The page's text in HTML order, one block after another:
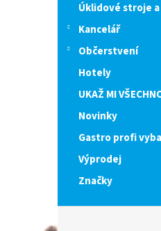
Úklidové stroje
Kancelář
Občerstvení
Hotely
UKAŽ MI
Novinky
Gastro profi
Výprodej
Značky